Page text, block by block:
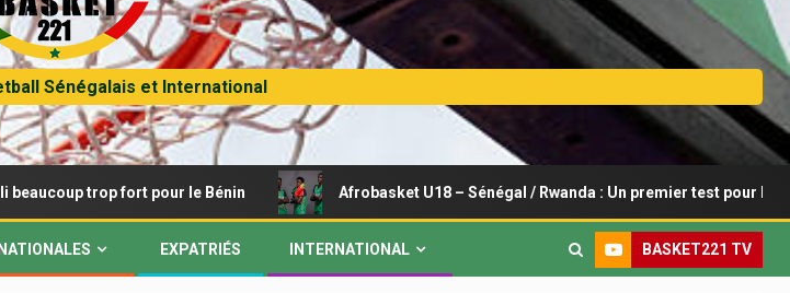
Sénégalais et International
trop fort pour le Bénin Afrobasket U18 – Sénégal / Rwanda : Un premier test pour les Lionceaux
EXPATRIÉS INTERNATIONAL BASKET221 TV